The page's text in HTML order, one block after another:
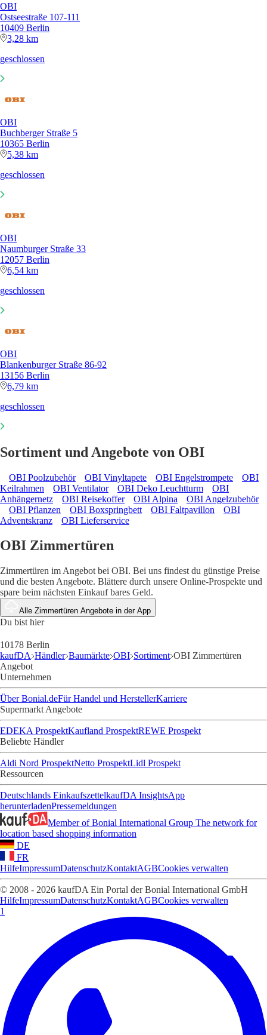
OBI
Ostseestraße 107-111
10409 Berlin
3,28 km
geschlossen
OBI
Buchberger Straße 5
10365 Berlin
5,38 km
geschlossen
OBI
Naumburger Straße 33
12057 Berlin
6,54 km
geschlossen
OBI
Blankenburger Straße 86-92
13156 Berlin
6,79 km
geschlossen
Sortiment und Angebote von OBI
OBI Poolzubehör OBI Vinyltapete OBI Engelstrompete
OBI
Keilrahmen
OBI Ventilator OBI Deko Leuchtturm
OBI
Anhängernetz
OBI Reisekoffer OBI Alpina
OBI Angelzubehör
OBI Pflanzen
OBI Boxspringbett OBI Faltpavillon
OBI
Adventskranz
OBI Lieferservice
OBI Zimmertüren
Zimmertüren im Angebot bei OBI. Bei uns findest du günstige Preise
und die besten Angebote. Blättere durch unsere Online-Prospekte und
spare beim nächsten Einkauf bares Geld.
Alle Zimmertüren Angebote in der App
Du bist hier
10178 Berlin
kaufDA Händler Baumärkte OBI Sortiment OBI Zimmertüren
Angebot
Unternehmen
Über Bonial.deFür Handel und HerstellerKarriere
Supermarkt Angebote
EDEKA ProspektKaufland ProspektREWE Prospekt
Beliebte Händler
Aldi Nord ProspektNetto ProspektLidl Prospekt
Ressourcen
Deutschlands EinkaufszettelkaufDA InsightsApp
herunterladenPressemeldungen
Member of Bonial International Group The network for
location based shopping information
DE
FR
HilfeImpressumDatenschutzKontaktAGBCookies verwalten
© 2008 - 2026 kaufDA Ein Portal der Bonial International GmbH
HilfeImpressumDatenschutzKontaktAGBCookies verwalten
1